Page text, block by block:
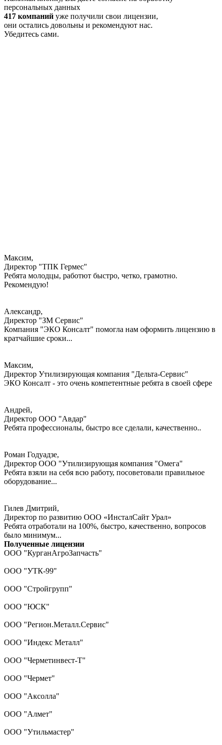
персональных данных
417 компаний уже получили свои лицензии,
они остались довольны и рекомендуют нас.
Убедитесь сами.
Максим,
Директор "ТПК Гермес"
Ребята молодцы, работют быстро, четко, грамотно.
Рекомендую!
Александр,
Директор "ЗМ Сервис"
Компания "ЭКО Консалт" помогла нам оформить лицензию в
кратчайшие сроки...
Максим,
Директор Утилизирующая компания "Дельта-Сервис"
ЭКО Консалт - это очень компетентные ребята в своей сфере
Андрей,
Директор ООО "Авдар"
Ребята профессионалы, быстро все сделали, качественно..
Роман Годуадзе,
Директор ООО "Утилизирующая компания "Омега"
Ребята взяли на себя всю работу, посоветовали правильное
оборудование...
Гилев Дмитрий,
Директор по развитию ООО «ИнсталСайт Урал»
Ребята отработали на 100%, быстро, качественно, вопросов
было минимум...
Полученные лицензии
ООО "КурганАгроЗапчасть"
ООО "УТК-99"
ООО "Стройгрупп"
ООО "ЮСК"
ООО "Регион.Металл.Сервис"
ООО "Индекс Металл"
ООО "Черметинвест-Т"
ООО "Чермет"
ООО "Аксолла"
ООО "Алмет"
ООО "Утильмастер"